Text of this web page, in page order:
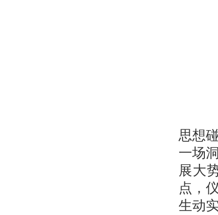
思想
一场
展大
点，
生动